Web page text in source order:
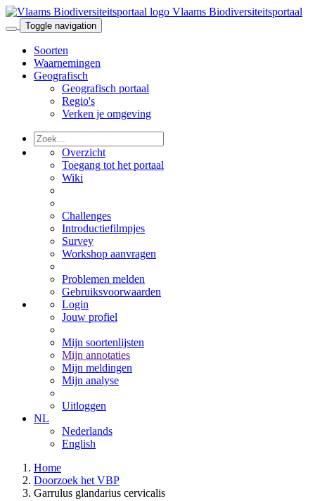
Vlaams Biodiversiteitsportaal
Toggle navigation
Soorten
Waarnemingen
Geografisch
Geografisch portaal
Regio's
Verken je omgeving
Overzicht
Toegang tot het portaal
Wiki
Challenges
Introductiefilmpjes
Survey
Workshop aanvragen
Problemen melden
Gebruiksvoorwaarden
Login
Jouw profiel
Mijn soortenlijsten
Mijn annotaties
Mijn meldingen
Mijn analyse
Uitloggen
NL
Nederlands
English
Home
Doorzoek het VBP
Garrulus glandarius cervicalis